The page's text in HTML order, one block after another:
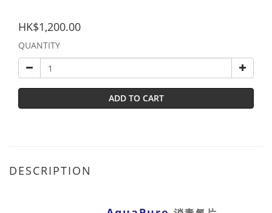
HK$1,200.00
QUANTITY
ADD TO CART
DESCRIPTION